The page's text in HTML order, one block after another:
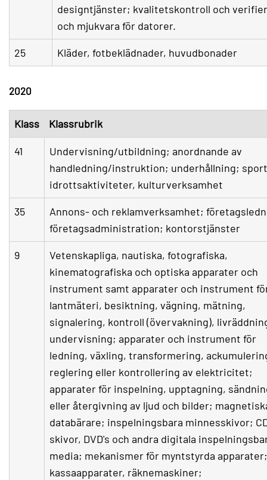
designtjänster; kvalitetskontroll och
och mjukvara för datorer.
25 Kläder, fotbeklädnader, huvudbonader
2020
Klass Klassrubrik
41
Undervisning/utbildning; anordnande av
handledning/instruktion; underhållning;
idrottsaktiviteter, kulturverksamhet
35
Annons- och reklamverksamhet;
företagsadministration; kontorstjänster
9
Vetenskapliga, nautiska, fotografiska,
kinematografiska och optiska apparater och
instrument samt apparater och instrument
lantmäteri, besiktning, vägning, mätning,
signalering, kontroll (övervakning),
undervisning; apparater och instrument för
ledning, växling, transformering,
reglering eller kontrollering av elektricitet;
apparater för inspelning, upptagning,
eller återgivning av ljud och bilder;
databärare; inspelningsbara minnesskivor;
skivor, DVD's och andra digitala
media; mekanismer för myntstyrda apparater;
kassaapparater, räknemaskiner;